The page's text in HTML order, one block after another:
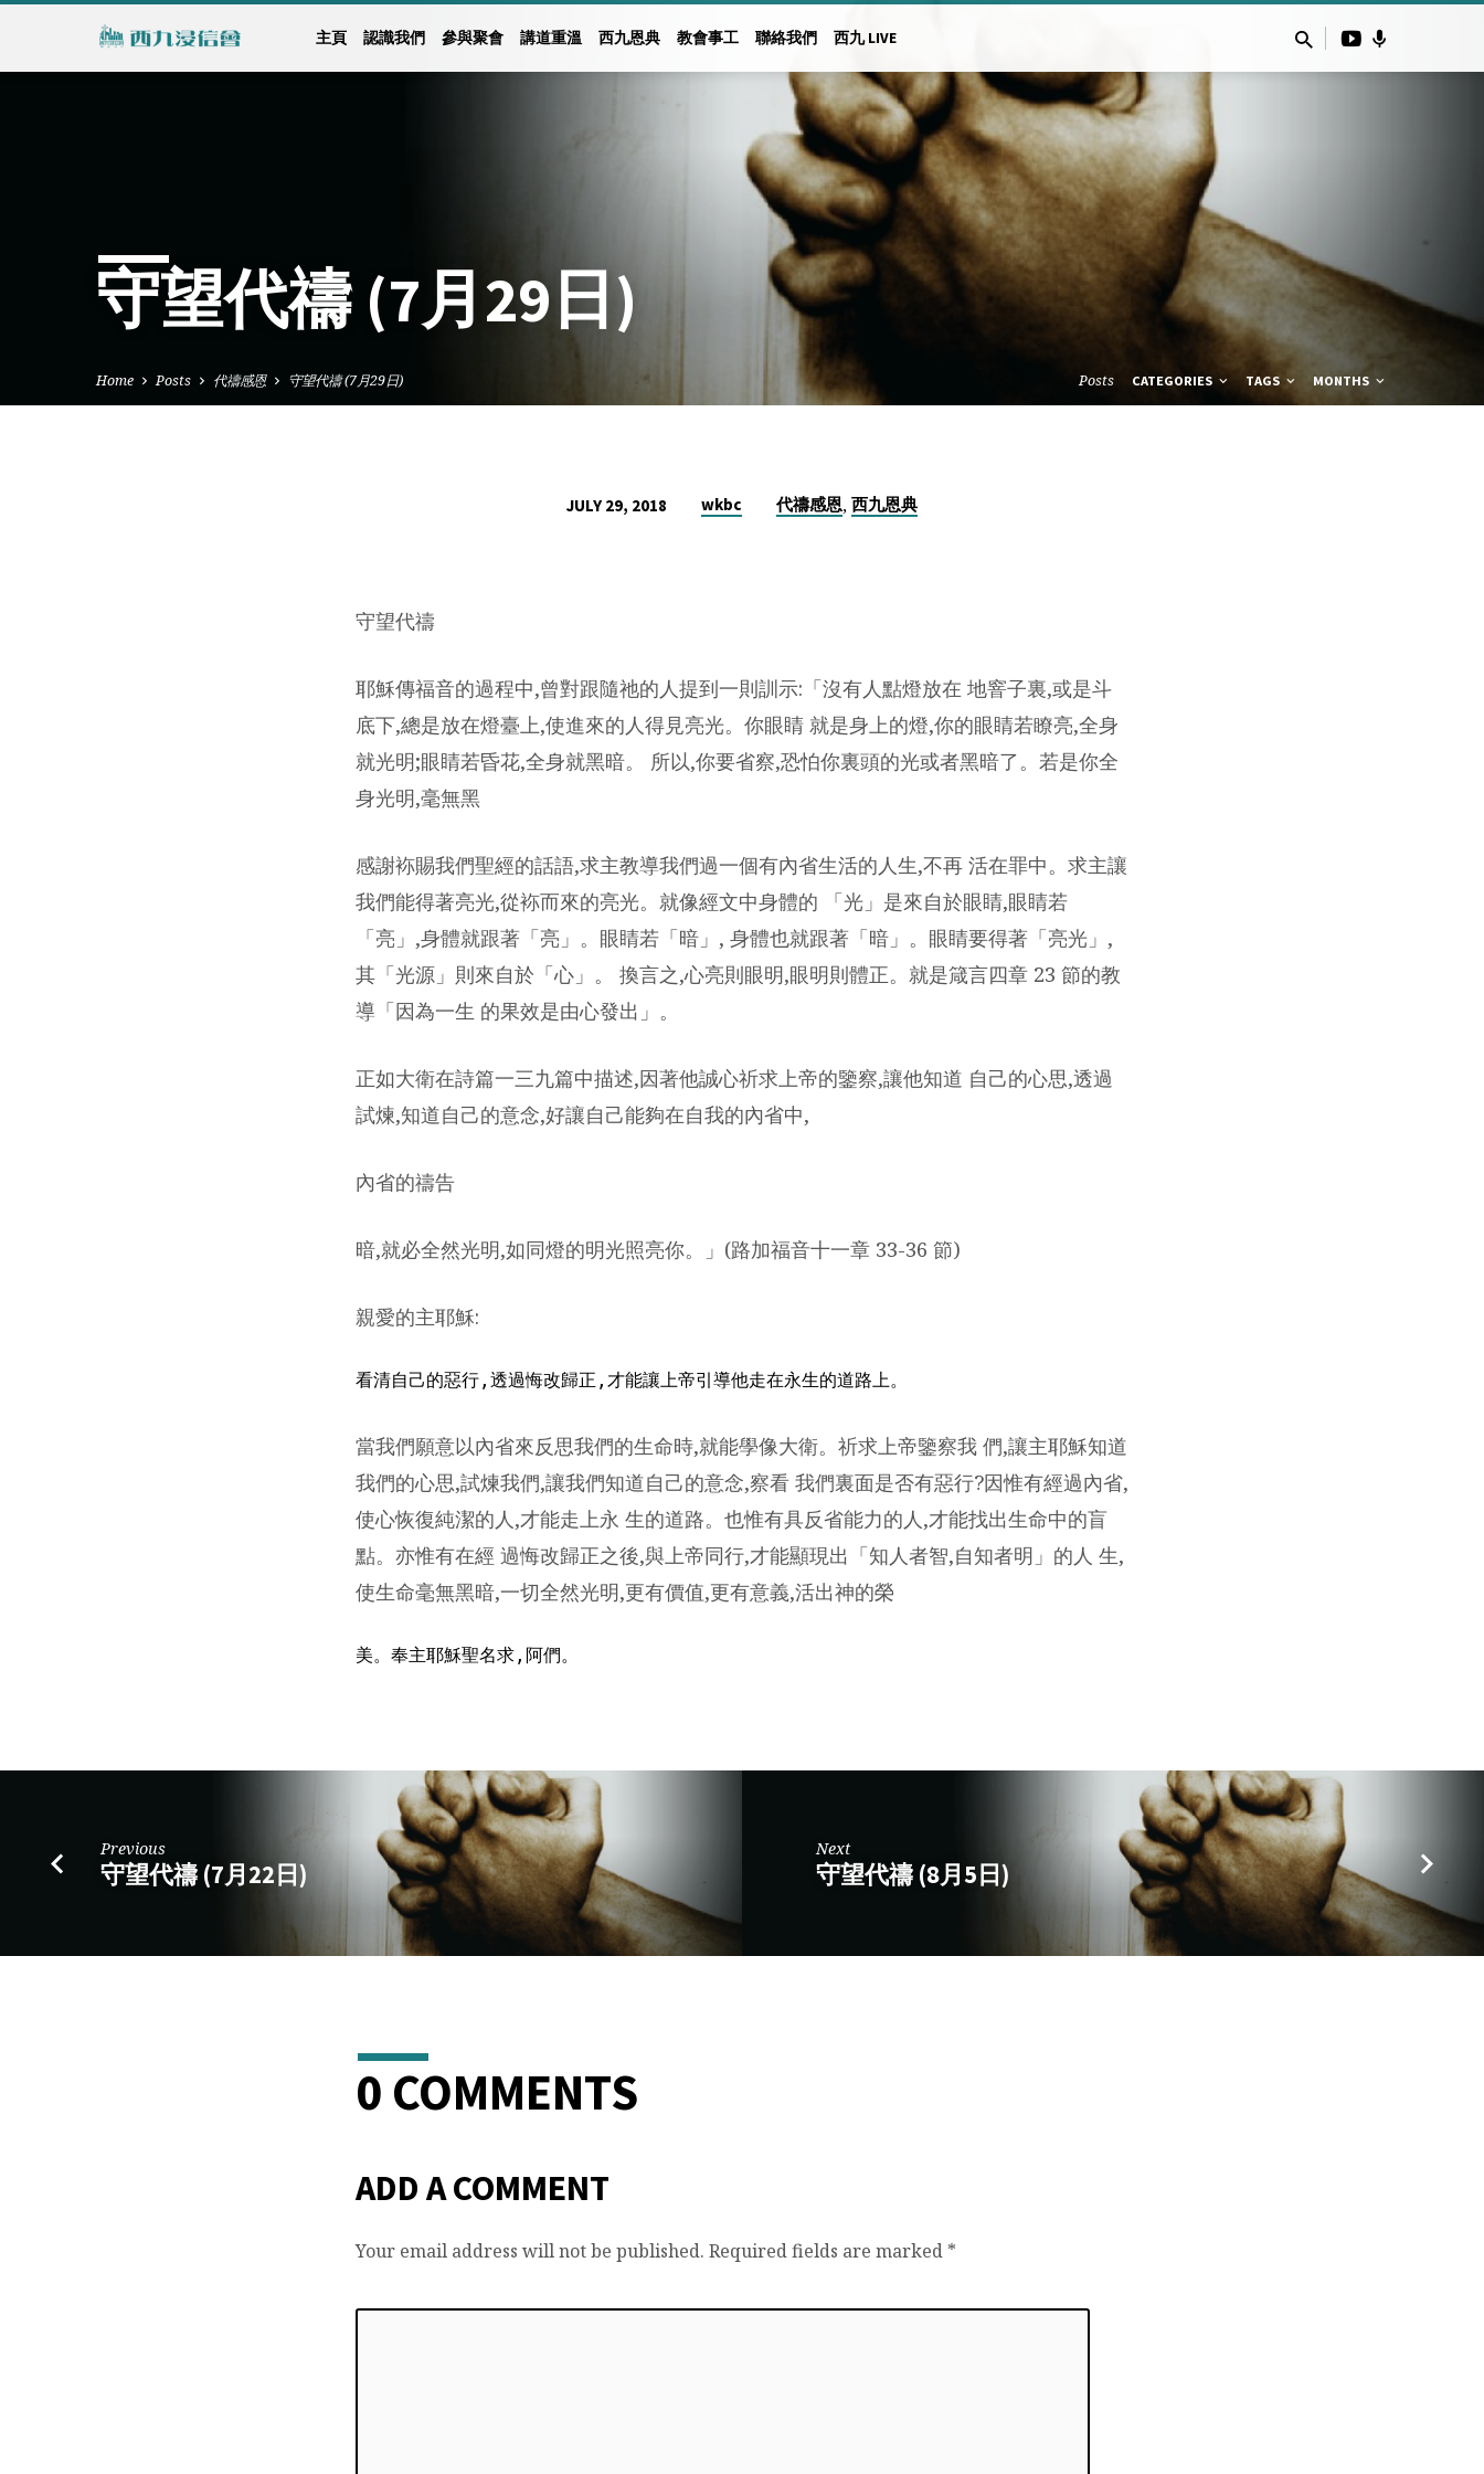
主頁 認識我們 參與聚會 講道重溫 西九恩典 教會事工 聯絡我們 西九 LIVE
守望代禱 (7月29日)
Home Posts 代禱感恩 守望代禱 (7月29日) Posts CATEGORIES TAGS MONTHS
JULY 29, 2018 wkbc 代禱感恩, 西九恩典
守望代禱
耶穌傳福音的過程中,曾對跟隨祂的人提到一則訓示:「沒有人點燈放在 地窨子裏,或是斗
底下,總是放在燈臺上,使進來的人得見亮光。你眼睛 就是身上的燈,你的眼睛若瞭亮,全身
就光明;眼睛若昏花,全身就黑暗。 所以,你要省察,恐怕你裏頭的光或者黑暗了。若是你全
身光明,毫無黑
感謝袮賜我們聖經的話語,求主教導我們過一個有內省生活的人生,不再 活在罪中。求主讓
我們能得著亮光,從袮而來的亮光。就像經文中身體的 「光」是來自於眼睛,眼睛若
「亮」,身體就跟著「亮」。眼睛若「暗」, 身體也就跟著「暗」。眼睛要得著「亮光」,
其「光源」則來自於「心」。 換言之,心亮則眼明,眼明則體正。就是箴言四章 23 節的教
導「因為一生 的果效是由心發出」。
正如大衛在詩篇一三九篇中描述,因著他誠心祈求上帝的鑒察,讓他知道 自己的心思,透過
試煉,知道自己的意念,好讓自己能夠在自我的內省中,
內省的禱告
暗,就必全然光明,如同燈的明光照亮你。」(路加福音十一章 33-36 節)
親愛的主耶穌:
當我們願意以內省來反思我們的生命時,就能學像大衛。祈求上帝鑒察我 們,讓主耶穌知道
我們的心思,試煉我們,讓我們知道自己的意念,察看 我們裏面是否有惡行?因惟有經過內省,
使心恢復純潔的人,才能走上永 生的道路。也惟有具反省能力的人,才能找出生命中的盲
點。亦惟有在經 過悔改歸正之後,與上帝同行,才能顯現出「知人者智,自知者明」的人 生,
使生命毫無黑暗,一切全然光明,更有價值,更有意義,活出神的榮
Previous
守望代禱 (7月22日)
Next
守望代禱 (8月5日)
0 COMMENTS
ADD A COMMENT
Your email address will not be published. Required fields are marked *